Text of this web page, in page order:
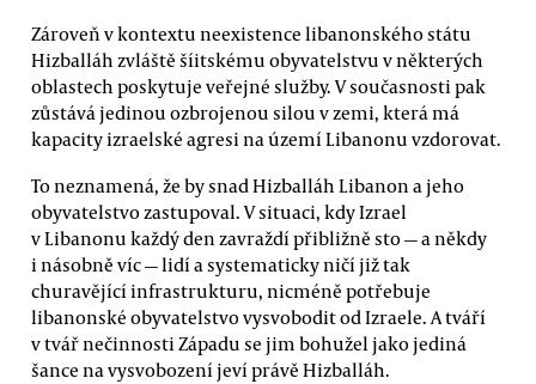
Zároveň v kontextu neexistence libanonského státu
Hizballáh zvláště šíitskému obyvatelstvu v některých
oblastech poskytuje veřejné služby. V současnosti pak
zůstává jedinou ozbrojenou silou v zemi, která má
kapacity izraelské agresi na území Libanonu vzdorovat.
To neznamená, že by snad Hizballáh Libanon a jeho
obyvatelstvo zastupoval. V situaci, kdy Izrael
v Libanonu každý den zavraždí přibližně sto — a někdy
i násobně víc — lidí a systematicky ničí již tak
churavějící infrastrukturu, nicméně potřebuje
libanonské obyvatelstvo vysvobodit od Izraele. A tváří
v tvář nečinnosti Západu se jim bohužel jako jediná
šance na vysvobození jeví právě Hizballáh.